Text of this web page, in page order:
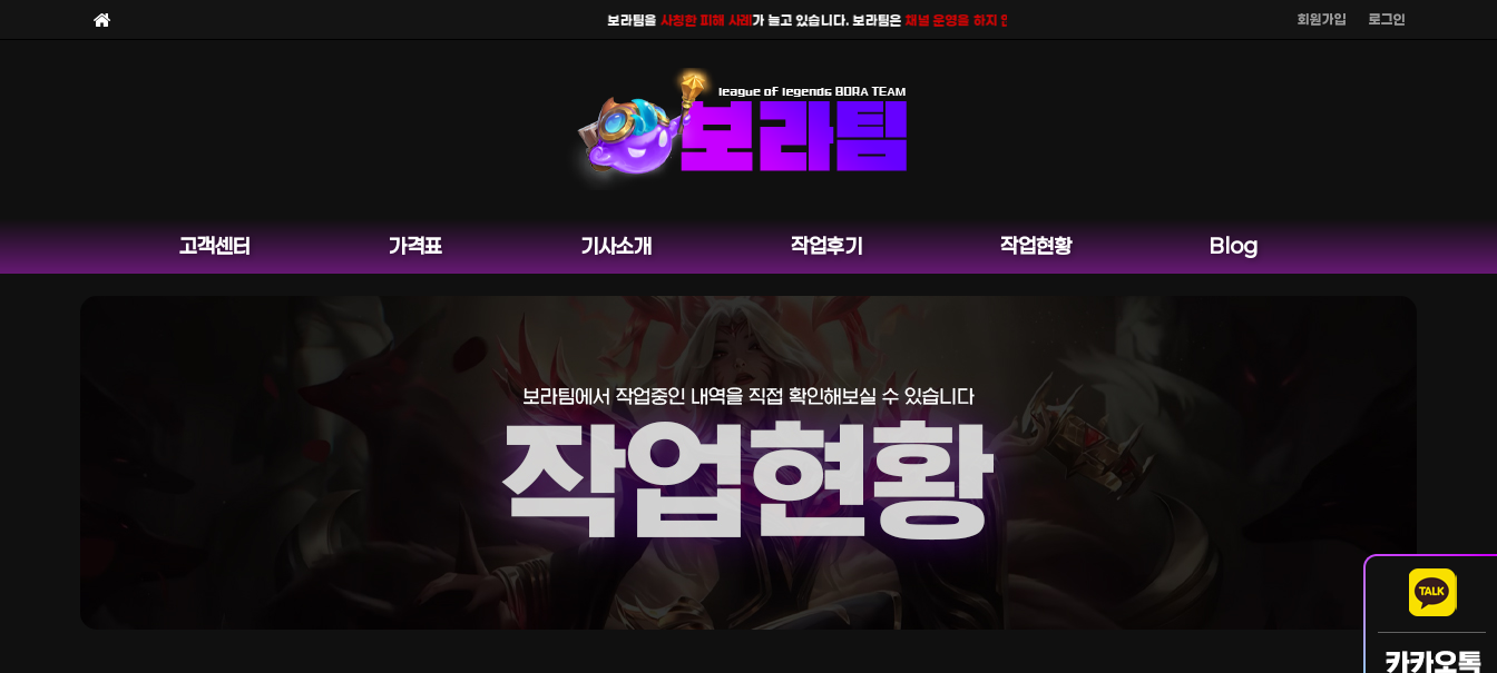
회원가입 로그인
보라팀을사칭한 피해 사례가 늘고 있습니다. 보라팀은채널 운영을 하지 않으며 공식 홈페이지 카카오톡 외 다른 채팅은 운영하지 않습니다.
고객센터 가격표 기사소개 작업후기 작업현황 Blog